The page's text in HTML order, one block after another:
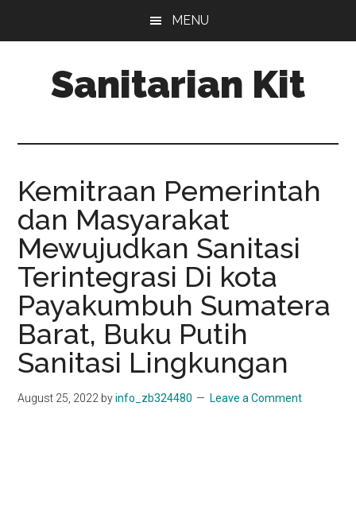
MENU
Sanitarian Kit
Kemitraan Pemerintah
dan Masyarakat
Mewujudkan Sanitasi
Terintegrasi Di kota
Payakumbuh Sumatera
Barat, Buku Putih
Sanitasi Lingkungan
August 25, 2022 byinfo_zb324480 Leave a Comment